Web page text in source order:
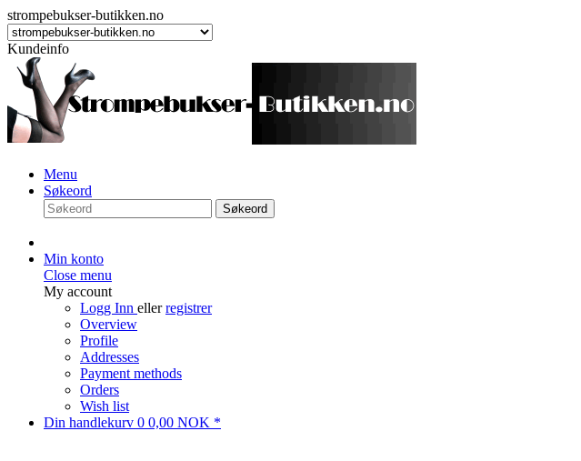
strompebukser-butikken.no
Kundeinfo
Menu
Søkeord
Søkeord
Min konto
Close menu
My account
Logg Inn ellerregistrer
Overview
Profile
Addresses
Payment methods
Orders
Wish list
Din handlekurv 0 0,00 NOK *